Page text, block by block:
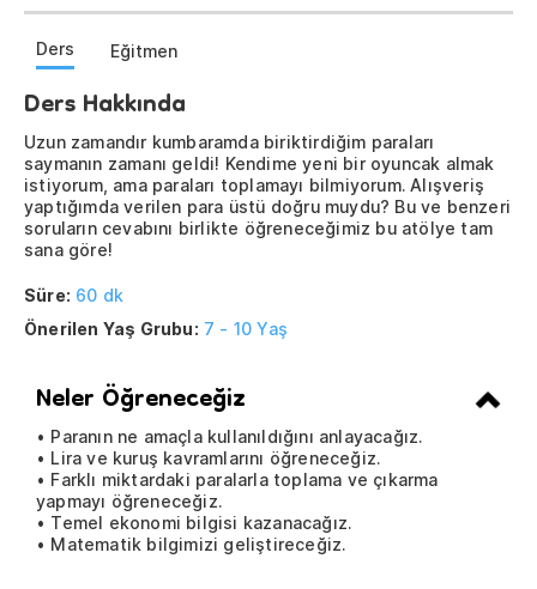
Ders Eğitmen
Ders Hakkında
Uzun zamandır kumbaramda biriktirdiğim paraları
saymanın zamanı geldi! Kendime yeni bir oyuncak almak
istiyorum, ama paraları toplamayı bilmiyorum. Alışveriş
yaptığımda verilen para üstü doğru muydu? Bu ve benzeri
soruların cevabını birlikte öğreneceğimiz bu atölye tam
sana göre!
Süre: 60 dk
Önerilen Yaş Grubu: 7 - 10 Yaş
Neler Öğreneceğiz
• Paranın ne amaçla kullanıldığını anlayacağız.
• Lira ve kuruş kavramlarını öğreneceğiz.
• Farklı miktardaki paralarla toplama ve çıkarma
yapmayı öğreneceğiz.
• Temel ekonomi bilgisi kazanacağız.
• Matematik bilgimizi geliştireceğiz.